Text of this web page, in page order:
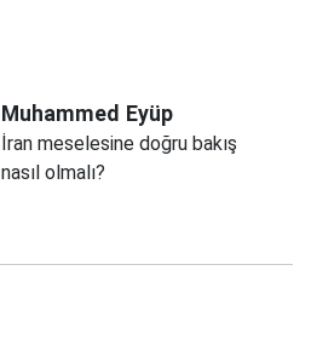
Muhammed Eyüp
İran meselesine doğru bakış
nasıl olmalı?